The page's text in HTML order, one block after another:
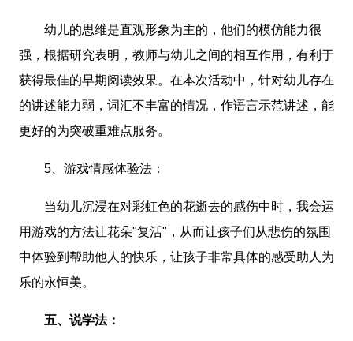
幼儿的思维是直观形象为主的，他们的模仿能力很
强，根据研究表明，教师与幼儿之间的相互作用，有利于
获得最佳的早期阅读效果。在本次活动中，针对幼儿存在
的讲述能力弱，词汇不丰富的情况，作语言示范讲述，能
更好的为突破重难点服务。
5、游戏情感体验法：
当幼儿沉浸在对彩虹色的花逝去的感伤中时，我会运
用游戏的方法让花朵"复活"，从而让孩子们从悲伤的氛围
中体验到帮助他人的快乐，让孩子非常具体的感受助人为
乐的永恒美。
五、说学法：